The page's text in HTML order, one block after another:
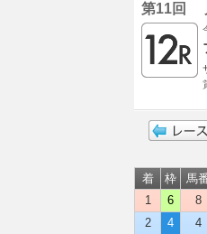
第11回
着 枠 馬
1
6 8
2
4 4